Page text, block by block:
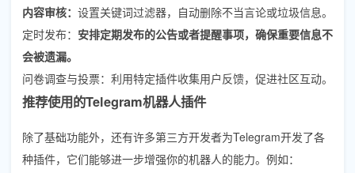
内容审核： 设置关键词过滤器，自动删除不当言论或垃圾信息。
定时发布： 安排定期发布的公告或者提醒事项，确保重要信息不
会被遗漏。
问卷调查与投票：利用特定插件收集用户反馈，促进社区互动。
推荐使用的Telegram机器人插件
除了基础功能外，还有许多第三方开发者为Telegram开发了各
种插件，它们能够进一步增强你的机器人的能力。例如：